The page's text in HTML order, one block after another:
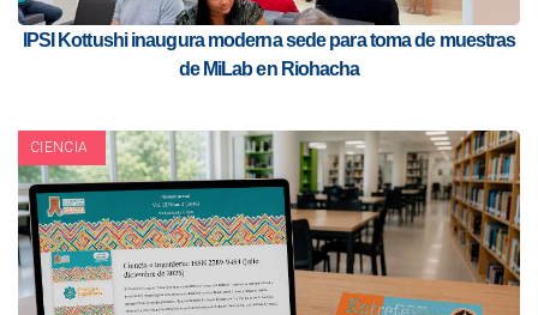
IPSI Kottushi inaugura moderna sede para toma de muestras
de MiLab en Riohacha
CIENCIA